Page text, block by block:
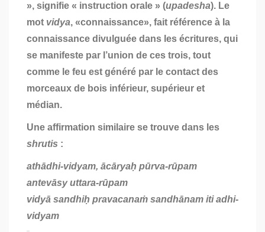
», signifie « instruction orale » (upadesha). Le
mot vidya, «connaissance», fait référence à la
connaissance divulguée dans les écritures, qui
se manifeste par l’union de ces trois, tout
comme le feu est généré par le contact des
morceaux de bois inférieur, supérieur et
médian.
Une affirmation similaire se trouve dans les
shrutis :
athādhi-vidyam, ācāryaḥ pūrva-rūpam
antevāsy uttara-rūpam
vidyā sandhiḥ pravacanaṁ sandhānam iti adhi-
vidyam